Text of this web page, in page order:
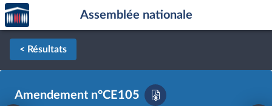
Aller au contenu
Aller en bas de la page
Accèder
à la
page
d'accueil
Assemblée nationale
< Résultats
Amendement n°CE105